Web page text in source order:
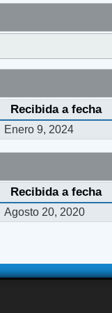
Recibida a fecha
Enero 9, 2024
Recibida a fecha
Agosto 20, 2020